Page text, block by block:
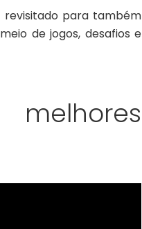
revisitado para também
de jogos, desafios e